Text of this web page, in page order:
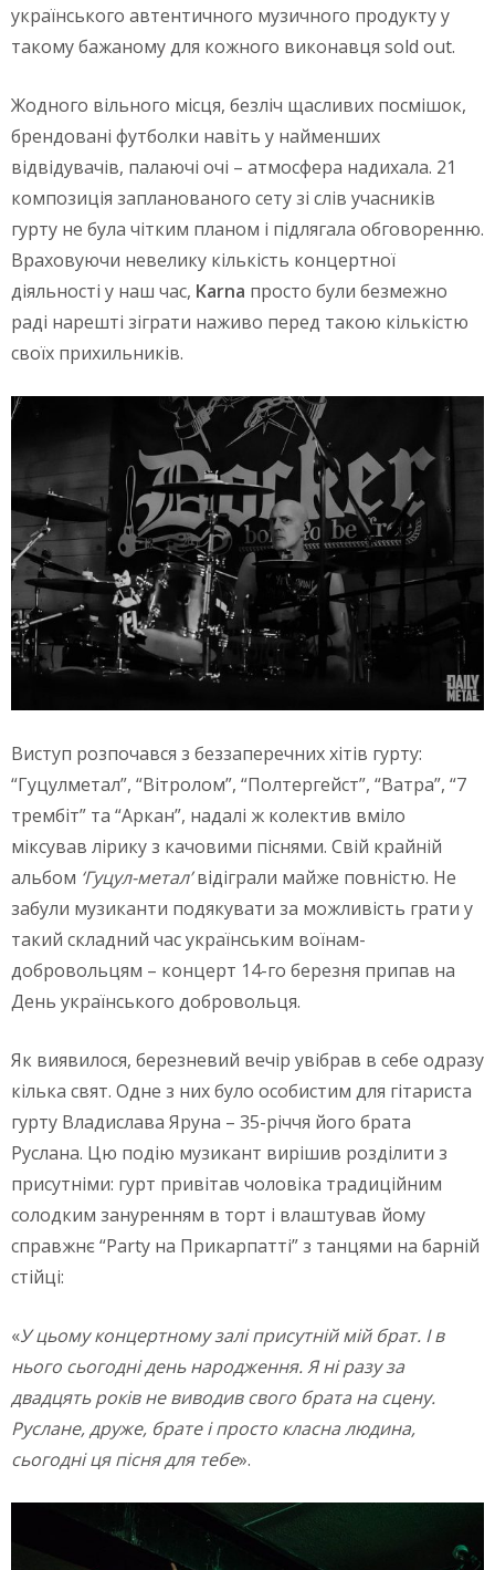
українського автентичного музичного продукту у
такому бажаному для кожного виконавця sold out.
Жодного вільного місця, безліч щасливих посмішок,
брендовані футболки навіть у найменших
відвідувачів, палаючі очі – атмосфера надихала. 21
композиція запланованого сету зі слів учасників
гурту не була чітким планом і підлягала обговоренню.
Враховуючи невелику кількість концертної
діяльності у наш час, Karna просто були безмежно
раді нарешті зіграти наживо перед такою кількістю
своїх прихильників.
Виступ розпочався з беззаперечних хітів гурту:
“Гуцулметал”, “Вітролом”, “Полтергейст”, “Ватра”, “7
трембіт” та “Аркан”, надалі ж колектив вміло
міксував лірику з качовими піснями. Свій крайній
альбом ‘Гуцул-метал’відіграли майже повністю. Не
забули музиканти подякувати за можливість грати у
такий складний час українським воїнам-
добровольцям – концерт 14-го березня припав на
День українського добровольця.
Як виявилося, березневий вечір увібрав в себе одразу
кілька свят. Одне з них було особистим для гітариста
гурту Владислава Яруна – 35-річчя його брата
Руслана. Цю подію музикант вирішив розділити з
присутніми: гурт привітав чоловіка традиційним
солодким зануренням в торт і влаштував йому
справжнє “Party на Прикарпатті” з танцями на барній
стійці:
«У цьому концертному залі присутній мій брат. І в
нього сьогодні день народження. Я ні разу за
двадцять років не виводив свого брата на сцену.
Руслане, друже, брате і просто класна людина,
сьогодні ця пісня для тебе».